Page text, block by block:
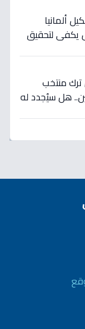
ألمانيا
يكفي لتحقيق
منتخب
هل سيُجدد له